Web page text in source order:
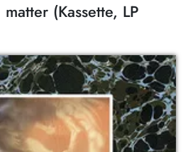
(Kassette, LP